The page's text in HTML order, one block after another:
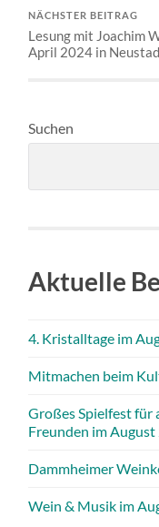
NÄCHSTER BEITRAG
Lesung mit Joachim
April 2024 in
Suchen
Aktuelle
4. Kristalltage im
Mitmachen beim
Großes Spielfest für
Freunden im
Dammheimer
Wein & Musik im